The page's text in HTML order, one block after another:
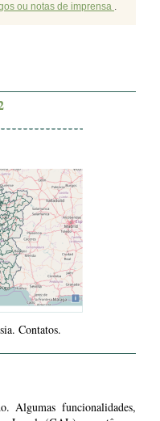
ou notas de imprensa .
Contatos.
Algumas funcionalidades,